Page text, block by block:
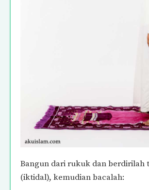
Bangun dari rukuk dan berdirilah
(iktidal), kemudian bacalah: